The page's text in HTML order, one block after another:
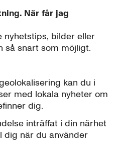
När får jag
nyhetstips, bilder eller
så snart som möjligt.
kan du i
med lokala nyheter om
dig.
inträffat i din närhet
dig när du använder